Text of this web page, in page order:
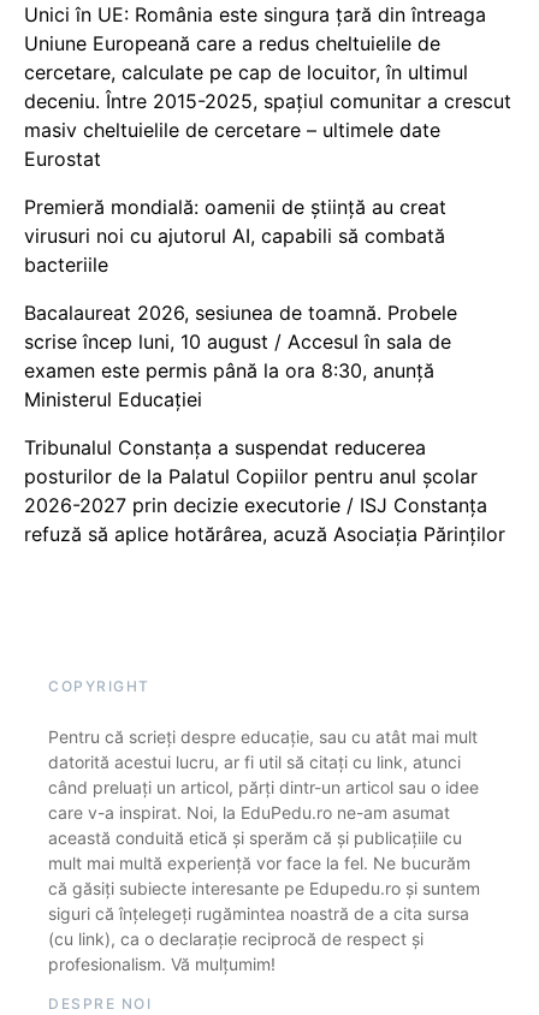
Unici în UE: România este singura țară din întreaga
Uniune Europeană care a redus cheltuielile de
cercetare, calculate pe cap de locuitor, în ultimul
deceniu. Între 2015-2025, spațiul comunitar a crescut
masiv cheltuielile de cercetare – ultimele date
Eurostat
Premieră mondială: oamenii de știință au creat
virusuri noi cu ajutorul AI, capabili să combată
bacteriile
Bacalaureat 2026, sesiunea de toamnă. Probele
scrise încep luni, 10 august / Accesul în sala de
examen este permis până la ora 8:30, anunță
Ministerul Educației
Tribunalul Constanța a suspendat reducerea
posturilor de la Palatul Copiilor pentru anul școlar
2026-2027 prin decizie executorie / ISJ Constanța
refuză să aplice hotărârea, acuză Asociația Părinților
COPYRIGHT
Pentru că scrieți despre educație, sau cu atât mai mult
datorită acestui lucru, ar fi util să citați cu link, atunci
când preluați un articol, părți dintr-un articol sau o idee
care v-a inspirat. Noi, la EduPedu.ro ne-am asumat
această conduită etică și sperăm că și publicațiile cu
mult mai multă experiență vor face la fel. Ne bucurăm
că găsiți subiecte interesante pe Edupedu.ro și suntem
siguri că înțelegeți rugămintea noastră de a cita sursa
(cu link), ca o declarație reciprocă de respect și
profesionalism. Vă mulțumim!
DESPRE NOI